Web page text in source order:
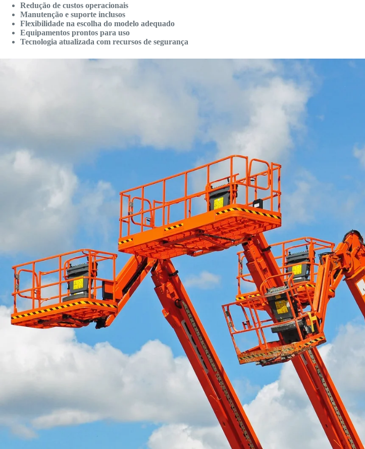
Redução de custos operacionais
Manutenção e suporte inclusos
Flexibilidade na escolha do modelo adequado
Equipamentos prontos para uso
Tecnologia atualizada com recursos de segurança